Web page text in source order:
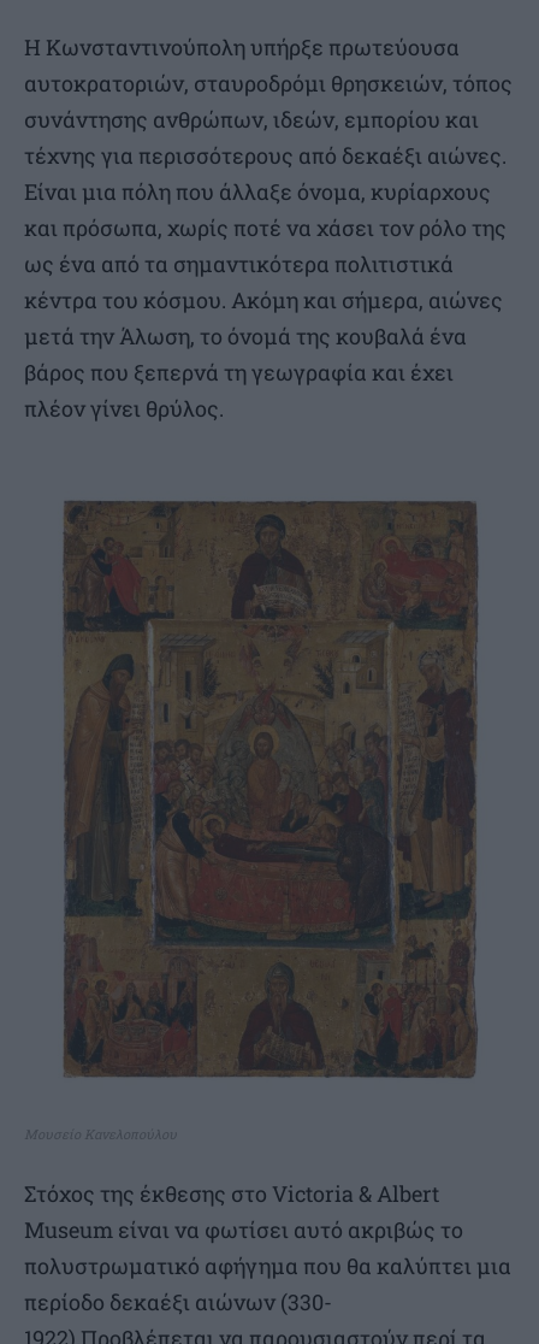
Η Κωνσταντινούπολη υπήρξε πρωτεύουσα
αυτοκρατοριών, σταυροδρόμι θρησκειών, τόπος
συνάντησης ανθρώπων, ιδεών, εμπορίου και
τέχνης για περισσότερους από δεκαέξι αιώνες.
Είναι μια πόλη που άλλαξε όνομα, κυρίαρχους
και πρόσωπα, χωρίς ποτέ να χάσει τον ρόλο της
ως ένα από τα σημαντικότερα πολιτιστικά
κέντρα του κόσμου. Ακόμη και σήμερα, αιώνες
μετά την Άλωση, το όνομά της κουβαλά ένα
βάρος που ξεπερνά τη γεωγραφία και έχει
πλέον γίνει θρύλος.
Μουσείο Κανελοπούλου
Στόχος της έκθεσης στο Victoria & Albert
Museum είναι να φωτίσει αυτό ακριβώς το
πολυστρωματικό αφήγημα που θα καλύπτει μια
περίοδο δεκαέξι αιώνων (330-